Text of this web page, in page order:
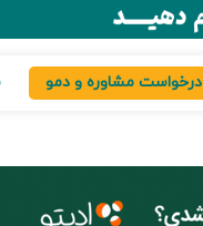
درخواست مشاوره و دمو